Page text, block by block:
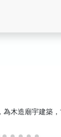
為木造廟宇建築